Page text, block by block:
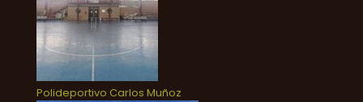
Polideportivo Carlos Muñoz